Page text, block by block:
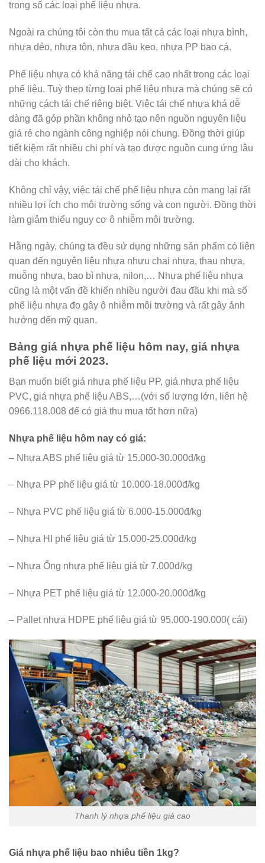
trong số các loại phế liệu nhựa.
Ngoài ra chúng tôi còn thu mua tất cả các loại nhựa bình,
nhựa dẻo, nhựa tôn, nhựa đầu keo, nhựa PP bao cá.
Phế liệu nhựa có khả năng tái chế cao nhất trong các loại
phế liệu. Tuỳ theo từng loại phế liệu nhựa mà chúng sẽ có
những cách tái chế riêng biệt. Việc tái chế nhựa khá dễ
dàng đã góp phần không nhỏ tạo nên nguồn nguyên liệu
giá rẻ cho ngành công nghiệp nói chung. Đồng thời giúp
tiết kiệm rất nhiều chi phí và tạo được nguồn cung ứng lâu
dài cho khách.
Không chỉ vậy, việc tái chế phế liệu nhựa còn mang lại rất
nhiều lợi ích cho môi trường sống và con người. Đồng thời
làm giảm thiểu nguy cơ ô nhiễm môi trường.
Hằng ngày, chúng ta đều sử dụng những sản phẩm có liên
quan đến nguyên liệu nhựa nhưu chai nhựa, thau nhựa,
muỗng nhựa, bao bì nhựa, nilon,… Nhựa phế liệu nhựa
cũng là một vấn đề khiến nhiều người đau đầu khi mà số
phế liệu nhựa đo gây ô nhiễm môi trường và rất gây ảnh
hưởng đến mỹ quan.
Bảng giá nhựa phế liệu hôm nay, giá nhựa
phế liệu mới 2023.
Bạn muốn biết giá nhựa phế liệu PP, giá nhựa phế liệu
PVC, giá nhựa phế liệu ABS,…(với số lượng lớn, liên hệ
0966.118.008 để có giá thu mua tốt hơn nữa)
Nhựa phế liệu hôm nay có giá:
– Nhựa ABS phế liệu giá từ 15.000-30.000đ/kg
– Nhựa PP phế liệu giá từ 10.000-18.000đ/kg
– Nhựa PVC phế liệu giá từ 6.000-15.000đ/kg
– Nhựa HI phế liệu giá từ 15.000-25.000đ/kg
– Nhựa Ống nhựa phế liệu giá từ 7.000đ/kg
– Nhựa PET phế liệu giá từ 12.000-20.000đ/kg
– Pallet nhựa HDPE phế liệu giá từ 95.000-190.000( cái)
Thanh lý nhựa phế liệu giá cao
Giá nhựa phế liệu bao nhiêu tiền 1kg?